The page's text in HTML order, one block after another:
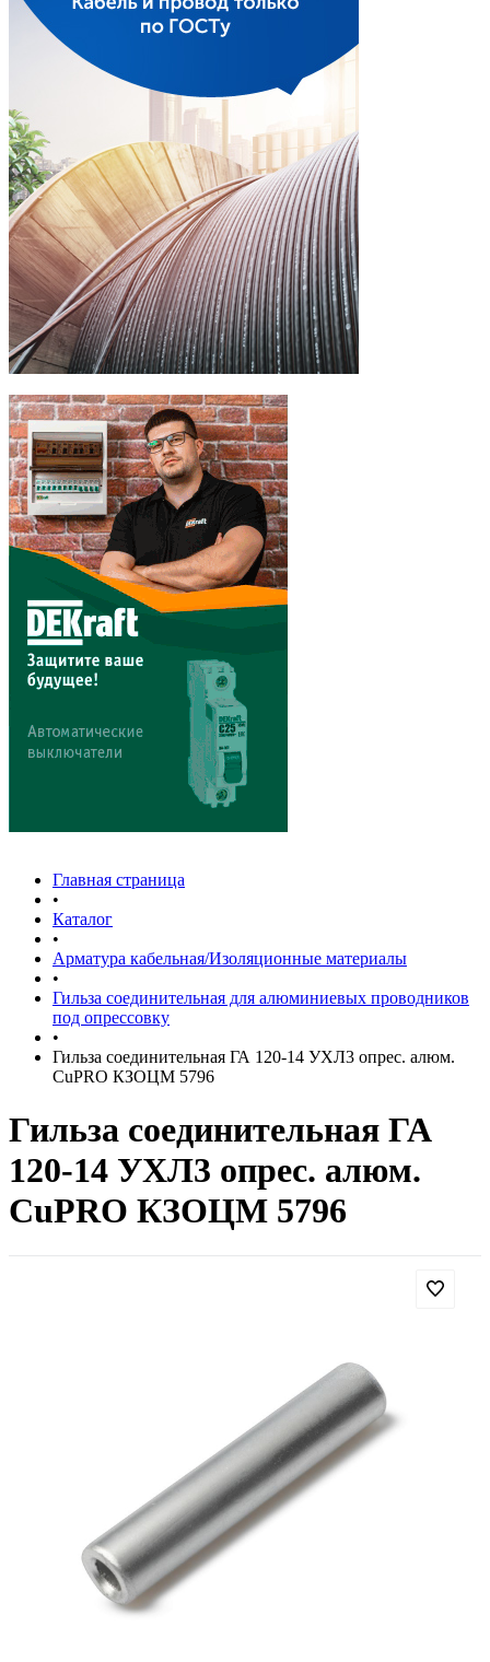
Главная страница
•
Каталог
•
Арматура кабельная/Изоляционные материалы
•
Гильза соединительная для алюминиевых проводников
под опрессовку
•
Гильза соединительная ГА 120-14 УХЛ3 опрес. алюм.
CuPRO КЗОЦМ 5796
Гильза соединительная ГА
120-14 УХЛ3 опрес. алюм.
CuPRO КЗОЦМ 5796